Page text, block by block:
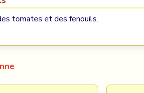
tomates et des fenouils.